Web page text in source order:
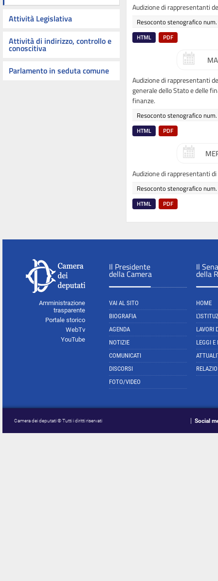
Attività Legislativa
Attività di indirizzo, controllo e
conoscitiva
Parlamento in seduta comune
Audizione di rappresentanti
Resoconto stenografico
HTML PDF
Audizione di rappresentanti
generale dello Stato e delle
finanze.
Resoconto stenografico
HTML PDF
Audizione di rappresentanti di
Resoconto stenografico
HTML PDF
Amministrazione
trasparente
Portale storico
WebTv
YouTube
Il Presidente
della Camera
VAI AL SITO
BIOGRAFIA
AGENDA
NOTIZIE
COMUNICATI
DISCORSI
FOTO/VIDEO
Il
della
HOME
LAVORI
LEGGI E
Camera dei deputati © Tutti i diritti riservati Social